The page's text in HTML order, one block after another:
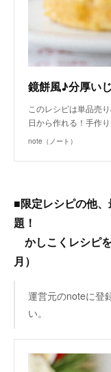
このレシピは単品売
日から作れる！手作
note（ノート）
■限定レシピの他
題！
かしこくレシピ
月）
運営元のnoteに登
い。